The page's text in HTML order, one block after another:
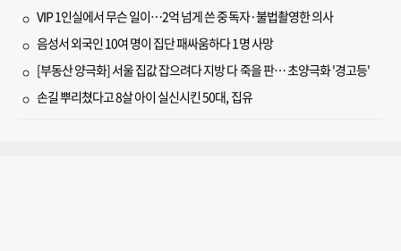
VIP 1인실에서 무슨 일이…2억 넘게 쓴 중독자·불법촬영한 의사
음성서 외국인 10여 명이 집단 패싸움하다 1명 사망
[부동산 양극화] 서울 집값 잡으려다 지방 다 죽을 판… 초양극화 '경고등'
손길 뿌리쳤다고 8살 아이 실신시킨 50대, 집유